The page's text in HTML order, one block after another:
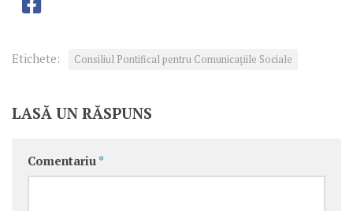
Etichete: Consiliul Pontifical pentru Comunicaţiile Sociale
LASĂ UN RĂSPUNS
Comentariu *